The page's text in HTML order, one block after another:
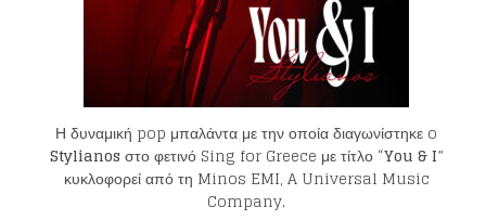
Η δυναμική pop μπαλάντα με την οποία διαγωνίστηκε o
Stylianos στο φετινό Sing for Greece με τίτλο “You &I”
κυκλοφορεί από τη Minos EMI, A Universal Music
Company.